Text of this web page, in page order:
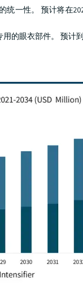
一性。 预计将在
的眼衣部件。 预计